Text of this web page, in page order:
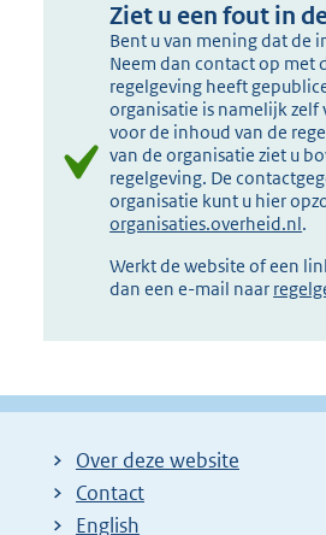
Ziet u een fout in
Bent u van mening dat de
Neem dan contact op met
regelgeving heeft
organisatie is namelijk
voor de inhoud van de
van de organisatie ziet u
regelgeving. De
organisatie kunt u hier
organisaties.overheid.nl.
Werkt de website of een
dan een e-mail naar
Over deze website
Contact
English